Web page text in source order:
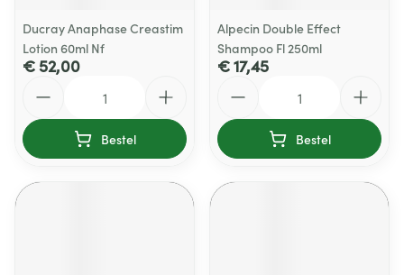
Ducray Anaphase Creastim
Lotion 60ml Nf
€ 52,00
Bestel
Alpecin Double Effect
Shampoo Fl 250ml
€ 17,45
Bestel